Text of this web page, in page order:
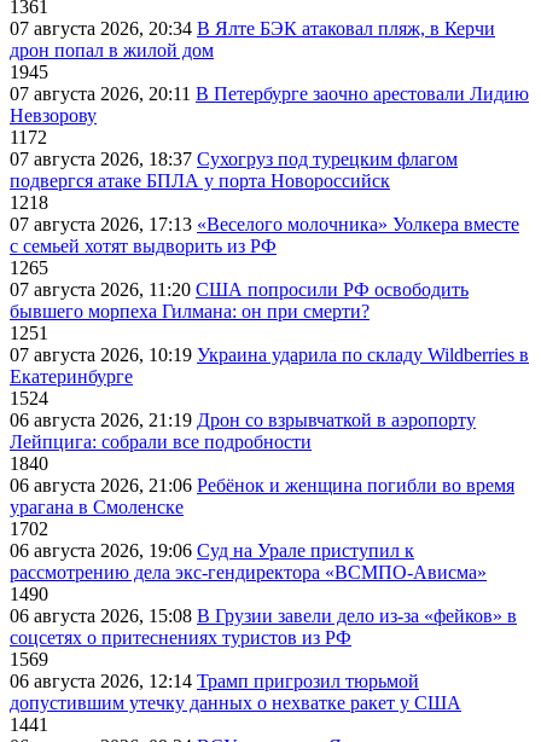
1361
07 августа 2026, 20:34 В Ялте БЭК атаковал пляж, в Керчи
дрон попал в жилой дом
1945
07 августа 2026, 20:11 В Петербурге заочно арестовали Лидию
Невзорову
1172
07 августа 2026, 18:37 Сухогруз под турецким флагом
подвергся атаке БПЛА у порта Новороссийск
1218
07 августа 2026, 17:13 «Веселого молочника» Уолкера вместе
с семьей хотят выдворить из РФ
1265
07 августа 2026, 11:20 США попросили РФ освободить
бывшего морпеха Гилмана: он при смерти?
1251
07 августа 2026, 10:19 Украина ударила по складу Wildberries в
Екатеринбурге
1524
06 августа 2026, 21:19 Дрон со взрывчаткой в аэропорту
Лейпцига: собрали все подробности
1840
06 августа 2026, 21:06 Ребёнок и женщина погибли во время
урагана в Смоленске
1702
06 августа 2026, 19:06 Суд на Урале приступил к
рассмотрению дела экс-гендиректора «ВСМПО-Ависма»
1490
06 августа 2026, 15:08 В Грузии завели дело из-за «фейков» в
соцсетях о притеснениях туристов из РФ
1569
06 августа 2026, 12:14 Трамп пригрозил тюрьмой
допустившим утечку данных о нехватке ракет у США
1441